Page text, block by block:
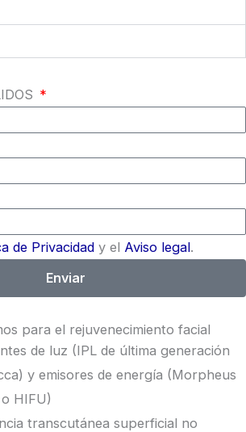
de Privacidad y el Aviso legal.
Enviar
para el rejuvenecimiento facial
de luz (IPL de última generación
y emisores de energía (Morpheus
HIFU)
transcutánea superficial no